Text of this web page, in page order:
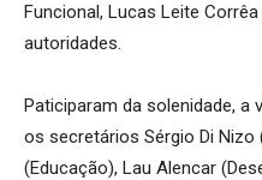
Funcional, Lucas Leite
autoridades.
Paticiparam da solenidade, a
os secretários Sérgio Di Nizo
(Educação), Lau Alencar